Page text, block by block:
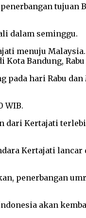
tujuan
dalam seminggu.
menuju
Bandung, Rabu
hari Rabu dan
WIB.
dari Kertajati
Kertajati
penerbangan
akan